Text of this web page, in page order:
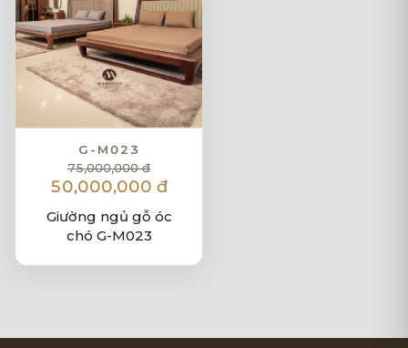
G-M023
75,000,000 đ
50,000,000 đ
Giường ngủ gỗ óc
chó G-M023